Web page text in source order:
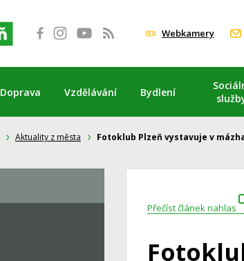
Webkamery
Doprava Vzdělávání Bydlení
Aktuality z města Fotoklub Plzeň vystavuje v
Přečíst článek nahlas